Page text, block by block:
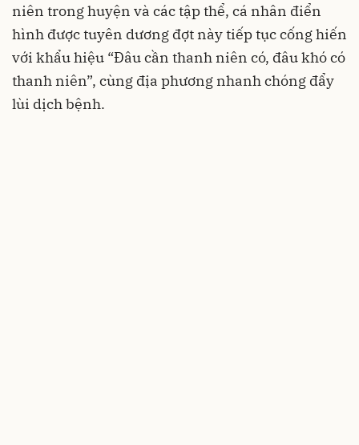
niên trong huyện và các tập thể, cá nhân điển
hình được tuyên dương đợt này tiếp tục cống hiến
với khẩu hiệu “Đâu cần thanh niên có, đâu khó có
thanh niên”, cùng địa phương nhanh chóng đẩy
lùi dịch bệnh.